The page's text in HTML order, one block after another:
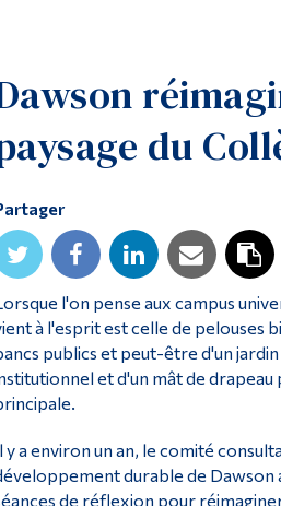
du
l'on pense aux campus
à l'esprit est celle de pelouses
publics et peut-être d'un
et d'un mât de drapeau
y a environ un an, le comité
durable de Dawson
de réflexion pour
Menu principal
Formation continue
Admissions
La vie à Dawson
Qui vous êtes
Futurs étudiants
Étudiants actuels
Corps enseignant et personnel
Diplômé·es et visiteur·euses